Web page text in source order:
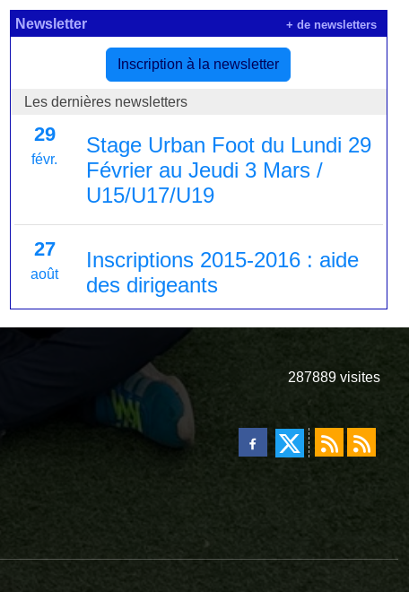
Newsletter
Inscription à la newsletter
Les dernières newsletters
29
févr.
Stage Urban Foot du Lundi 29
Février au Jeudi 3 Mars /
U15/U17/U19
27
août
Inscriptions 2015-2016 : aide
des dirigeants
+ de newsletters
287889 visites